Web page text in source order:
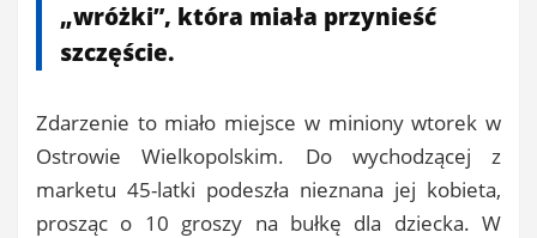
„wróżki”, która miała przynieść
szczęście.
Zdarzenie to miało miejsce w miniony wtorek w
Ostrowie Wielkopolskim. Do wychodzącej z
marketu 45-latki podeszła nieznana jej kobieta,
prosząc o 10 groszy na bułkę dla dziecka. W